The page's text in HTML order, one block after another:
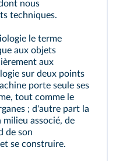
nous
techniques.
le terme
aux objets
aux
sur deux points
porte seule ses
tout comme le
; d'autre part la
associé, de
de son
se construire.